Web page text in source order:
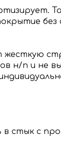
без
жесткую
н/п и не
в стык с